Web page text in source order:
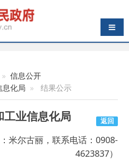
导航切换
局
结果公示
业信息化局
尔古丽，联系电话：0908-
4623837）